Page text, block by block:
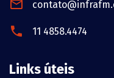
11 4858.4474
Links úteis